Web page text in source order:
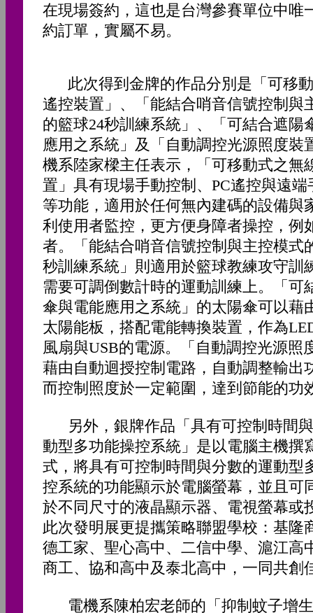
在現場簽約，這也是台灣參賽單位中唯
約訂單，實屬不易。
此次得到金牌的作品分別是「可移
遙控裝置」、「能結合哨音信號控制與
的籃球24秒訓練系統」、「可結合遮陽
應用之系統」及「自動調控光源照度裝
機系陸家樑主任表示，「可移動式之無
置」具有現場手動控制、PC遙控與遠端
等功能，適用於任何無內建碼的設備與
利使用者監控，更方便身障者操控，例
者。「能結合哨音信號控制與主控模式
秒訓練系統」則適用於籃球教練攻守訓
需要可調倒數計時的運動訓練上。「可
傘與電能應用之系統」的太陽傘可以藉
太陽能板，搭配電能轉換裝置，作為
風扇與USB的電源。「自動調控光源照
藉由自動迴授控制電路，自動調整輸出
而控制照度於一定範圍，達到節能的功
另外，銀牌作品「具有可控制時間
動型多功能操控系統」是以電腦主機撰
式，將具有可控制時間與分數的運動型
控系統的功能顯示於電腦螢幕，並且可
於不同尺寸的液晶顯示器、電視螢幕或
此次發明展更提攜策略聯盟學校：基隆
德工家、聖心高中、二信中學、滬江高
商工、協和高中及泰北高中，一同共創
電機系陳柏宏老師的「抑制蚊子增